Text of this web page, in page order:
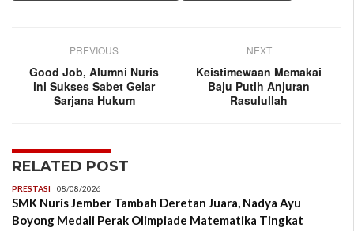
PREVIOUS
Good Job, Alumni Nuris
ini Sukses Sabet Gelar
Sarjana Hukum
NEXT
Keistimewaan Memakai
Baju Putih Anjuran
Rasulullah
RELATED POST
PRESTASI 08/08/2026
SMK Nuris Jember Tambah Deretan Juara, Nadya Ayu
Boyong Medali Perak Olimpiade Matematika Tingkat